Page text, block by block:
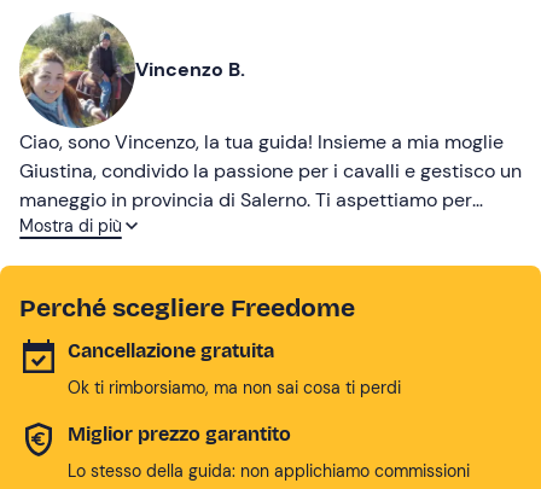
Vincenzo B.
Ciao, sono Vincenzo, la tua guida! Insieme a mia moglie
Giustina, condivido la passione per i cavalli e gestisco un
maneggio in provincia di Salerno. Ti aspettiamo per
cavalcare insieme alla scoperta del nostro meraviglioso
Mostra di più
Perché scegliere Freedome
Cancellazione gratuita
Ok ti rimborsiamo, ma non sai cosa ti perdi
Miglior prezzo garantito
Lo stesso della guida: non applichiamo commissioni